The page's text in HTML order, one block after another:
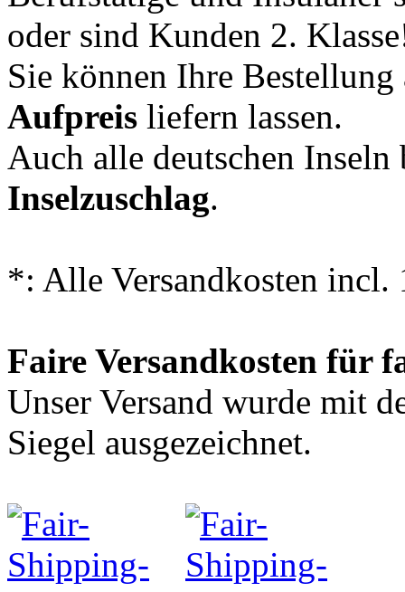
oder sind Kunden 2.
Sie können Ihre
Aufpreis liefern lassen.
Auch alle deutschen
Inselzuschlag.
*: Alle Versandkosten incl.
Faire Versandkosten für
Unser Versand wurde mit
Siegel ausgezeichnet.